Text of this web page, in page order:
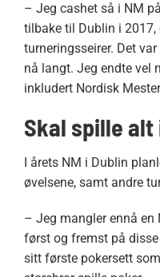
– Jeg cashet så i NM
tilbake til Dublin i 2017,
turneringsseirer. Det
nå langt. Jeg endte vel
inkludert Nordisk
Skal spille alt
I årets NM i Dublin
øvelsene, samt andre
– Jeg mangler ennå
først og fremst på
sitt første pokersett